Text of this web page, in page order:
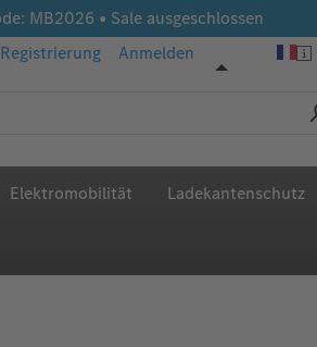
MB2026 • Sale ausgeschlossen
Anmelden
Elektromobilität Ladekantenschutz